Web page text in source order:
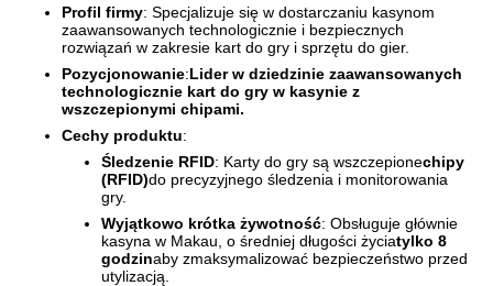
Profil firmy: Specjalizuje się w dostarczaniu kasynom
zaawansowanych technologicznie i bezpiecznych
rozwiązań w zakresie kart do gry i sprzętu do gier.
Pozycjonowanie:Lider w dziedzinie zaawansowanych
technologicznie kart do gry w kasynie z
wszczepionymi chipami.
Cechy produktu:
Śledzenie RFID: Karty do gry są wszczepionechipy
(RFID)do precyzyjnego śledzenia i monitorowania
gry.
Wyjątkowo krótka żywotność: Obsługuje głównie
kasyna w Makau, o średniej długości życiatylko 8
godzinaby zmaksymalizować bezpieczeństwo przed
utylizacją.